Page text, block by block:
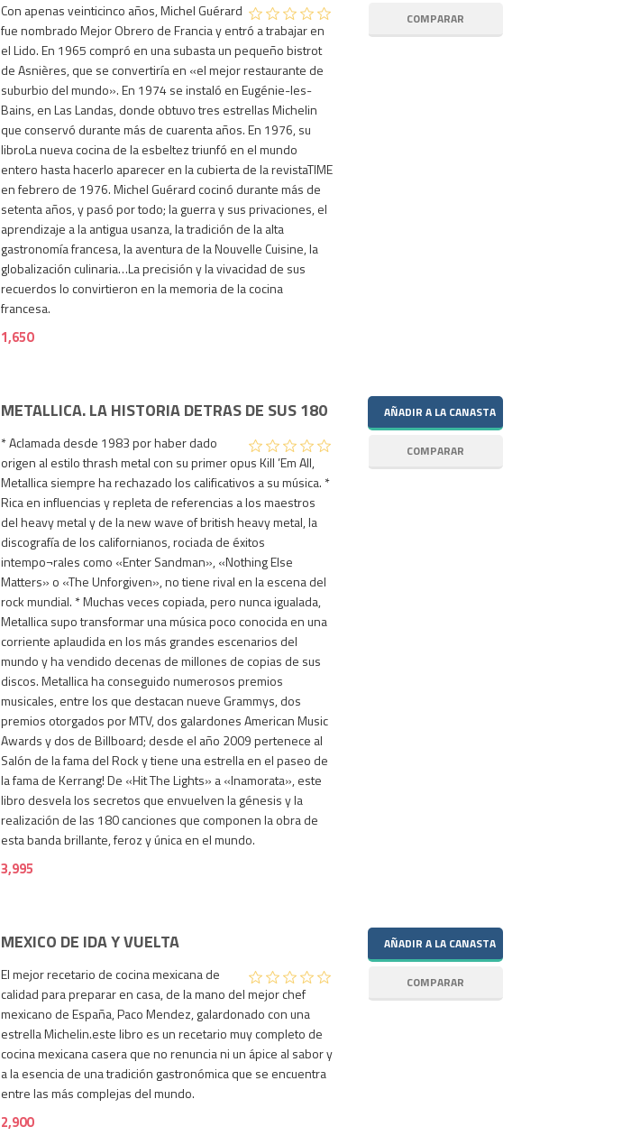
1,650
Con apenas veinticinco años, Michel Guérard
fue nombrado Mejor Obrero de Francia y entró a trabajar en
el Lido. En 1965 compró en una subasta un pequeño bistrot
de Asnières, que se convertiría en «el mejor restaurante de
suburbio del mundo». En 1974 se instaló en Eugénie-les-
Bains, en Las Landas, donde obtuvo tres estrellas Michelin
que conservó durante más de cuarenta años. En 1976, su
libroLa nueva cocina de la esbeltez triunfó en el mundo
entero hasta hacerlo aparecer en la cubierta de la revistaTIME
en febrero de 1976. Michel Guérard cocinó durante más de
setenta años, y pasó por todo; la guerra y sus privaciones, el
aprendizaje a la antigua usanza, la tradición de la alta
gastronomía francesa, la aventura de la Nouvelle Cuisine, la
globalización culinaria…La precisión y la vivacidad de sus
recuerdos lo convirtieron en la memoria de la cocina
francesa.
1,650
3,995
METALLICA. LA HISTORIA DETRAS DE SUS 180
* Aclamada desde 1983 por haber dado
origen al estilo thrash metal con su primer opus Kill ’Em All,
Metallica siempre ha rechazado los calificativos a su música. *
Rica en influencias y repleta de referencias a los maestros
del heavy metal y de la new wave of british heavy metal, la
discografía de los californianos, rociada de éxitos
intempo¬rales como «Enter Sandman», «Nothing Else
Matters» o «The Unforgiven», no tiene rival en la escena del
rock mundial. * Muchas veces copiada, pero nunca igualada,
Metallica supo transformar una música poco conocida en una
corriente aplaudida en los más grandes escenarios del
mundo y ha vendido decenas de millones de copias de sus
discos. Metallica ha conseguido numerosos premios
musicales, entre los que destacan nueve Grammys, dos
premios otorgados por MTV, dos galardones American Music
Awards y dos de Billboard; desde el año 2009 pertenece al
Salón de la fama del Rock y tiene una estrella en el paseo de
la fama de Kerrang! De «Hit The Lights» a «Inamorata», este
libro desvela los secretos que envuelven la génesis y la
realización de las 180 canciones que componen la obra de
esta banda brillante, feroz y única en el mundo.
3,995
2,900
MEXICO DE IDA Y VUELTA
El mejor recetario de cocina mexicana de
calidad para preparar en casa, de la mano del mejor chef
mexicano de España, Paco Mendez, galardonado con una
estrella Michelin.este libro es un recetario muy completo de
cocina mexicana casera que no renuncia ni un ápice al sabor y
a la esencia de una tradición gastronómica que se encuentra
entre las más complejas del mundo.
2,900